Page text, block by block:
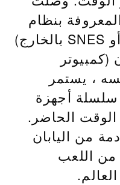
بنظام
الترفيه نينتيندو الفائق أو SNES بالخارج)
(كمبيوتر
، يستمر
أجهزة
الحاضر.
من اليابان
من اللعب